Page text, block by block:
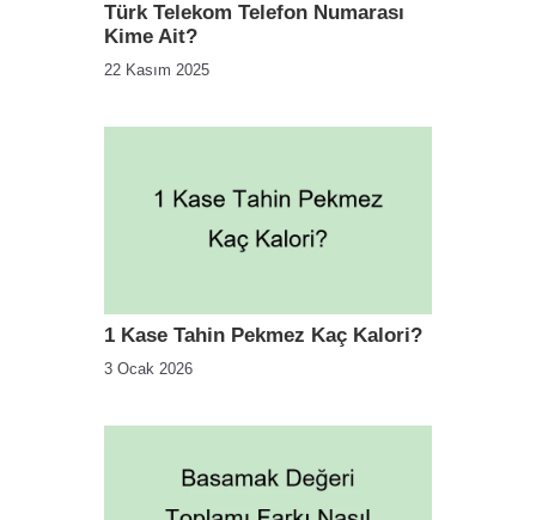
Türk Telekom Telefon Numarası
Kime Ait?
22 Kasım 2025
1 Kase Tahin Pekmez Kaç Kalori?
3 Ocak 2026